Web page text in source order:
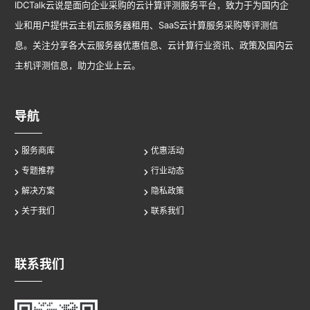
IDCTalk云说是面向企业采购的云计算评测服务平台，致力于为国内企
业和用户提供云主机云服务器租用、SaaS云计算服务采购等评测信
息。关注分享各大云服务器优惠信息、云计算行业资讯、政策及国内云
主机评测信息，助力企业上云。
导航
服务商库
优惠活动
专题推荐
行业动态
解决方案
隐私政策
关于我们
联系我们
联系我们